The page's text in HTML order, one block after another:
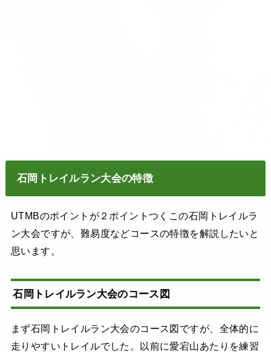
石岡トレイルラン大会の特徴
UTMBのポイントが２ポイントつくこの石岡トレイルラ
ン大会ですが、難易度などコースの特徴を解説したいと
思います。
石岡トレイルラン大会のコース図
まず石岡トレイルラン大会のコース図ですが、全体的に
走りやすいトレイルでした。以前に愛宕山あたりを練習